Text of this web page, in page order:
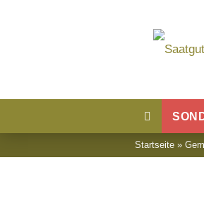
Startseite »